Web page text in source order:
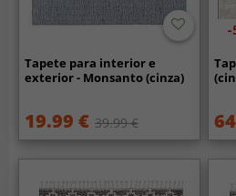
Tapete para interior e
exterior - Monsanto (cinza)
19.99 € 39.99 €
-